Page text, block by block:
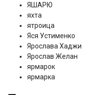
ЯШАРЮ
яхта
ятроица
Яся Устименко
Ярослава Хаджи
Ярослав Желан
ярмарок
ярмарка